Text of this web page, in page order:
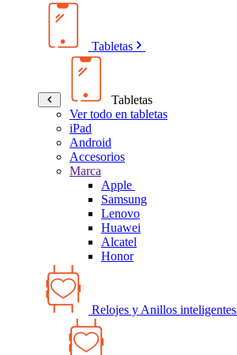
Tabletas
Tabletas
Ver todo en tabletas
iPad
Android
Accesorios
Marca
Apple
Samsung
Lenovo
Huawei
Alcatel
Honor
Relojes y Anillos inteligentes